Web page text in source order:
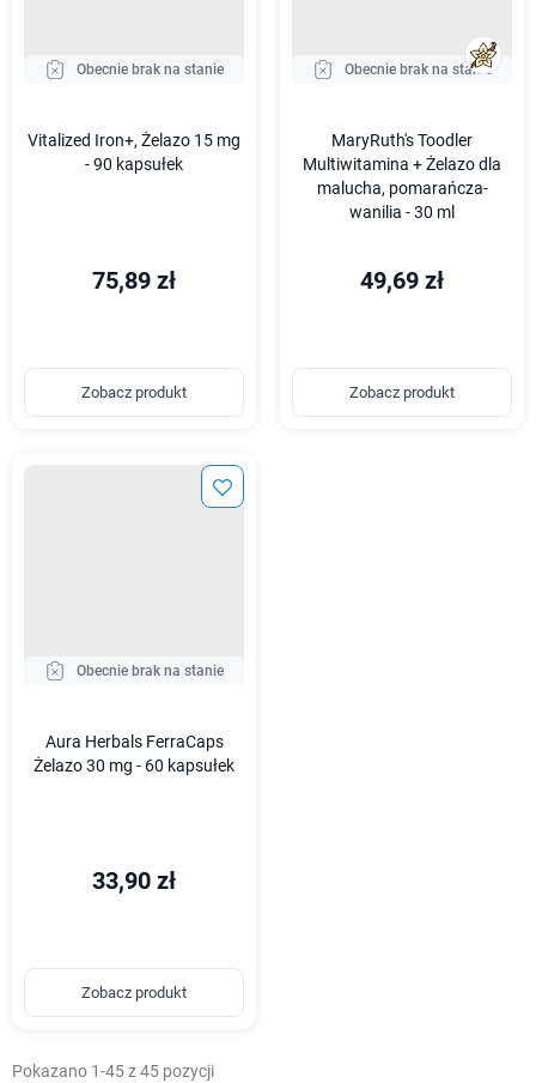
Obecnie brak na stanie
Vitalized Iron+, Żelazo 15 mg
- 90 kapsułek
75,89 zł
Zobacz produkt
Obecnie brak na stanie
MaryRuth's Toodler
Multiwitamina + Żelazo dla
malucha, pomarańcza-
wanilia - 30 ml
49,69 zł
Zobacz produkt
Obecnie brak na stanie
Aura Herbals FerraCaps
Żelazo 30 mg - 60 kapsułek
33,90 zł
Zobacz produkt
Pokazano 1-45 z 45 pozycji